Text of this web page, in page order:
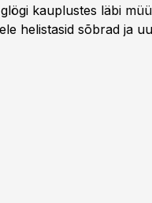
kauplustes läbi
helistasid sõbrad ja